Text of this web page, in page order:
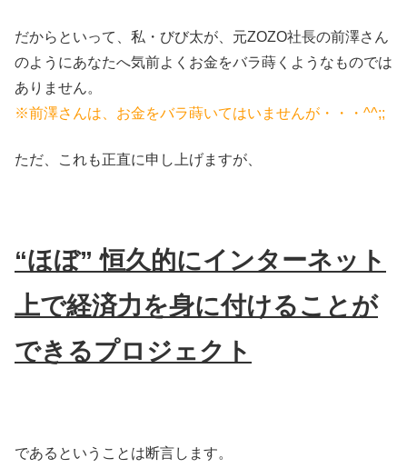
だからといって、私・びび太が、元ZOZO社長の前澤さん
のようにあなたへ気前よくお金をバラ蒔くようなものでは
ありません。
※前澤さんは、お金をバラ蒔いてはいませんが・・・^^;;
ただ、これも正直に申し上げますが、
“ほぼ” 恒久的にインターネット
上で経済力を身に付けることが
できるプロジェクト
であるということは断言します。